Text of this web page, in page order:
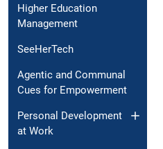
Higher Education
Management
SeeHerTech
Agentic and Communal
Cues for Empowerment
Personal Development
at Work